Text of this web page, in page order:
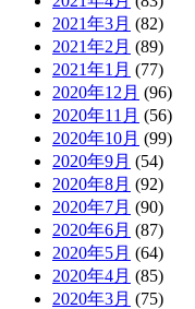
2021年3月 (82)
2021年2月 (89)
2021年1月 (77)
2020年12月 (96)
2020年11月 (56)
2020年10月 (99)
2020年9月 (54)
2020年8月 (92)
2020年7月 (90)
2020年6月 (87)
2020年5月 (64)
2020年4月 (85)
2020年3月 (75)